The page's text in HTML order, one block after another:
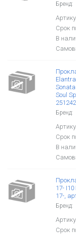
Бренд:
Срок
В
Soul
Бренд:
Срок
В
17- I10
17-,
Бренд:
Срок